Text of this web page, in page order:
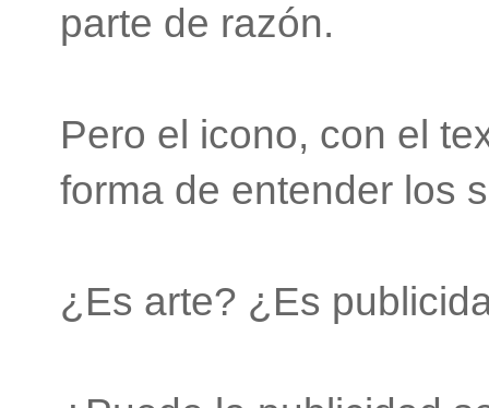
parte de razón.
Pero el icono, con el
forma de entender los
¿Es arte? ¿Es